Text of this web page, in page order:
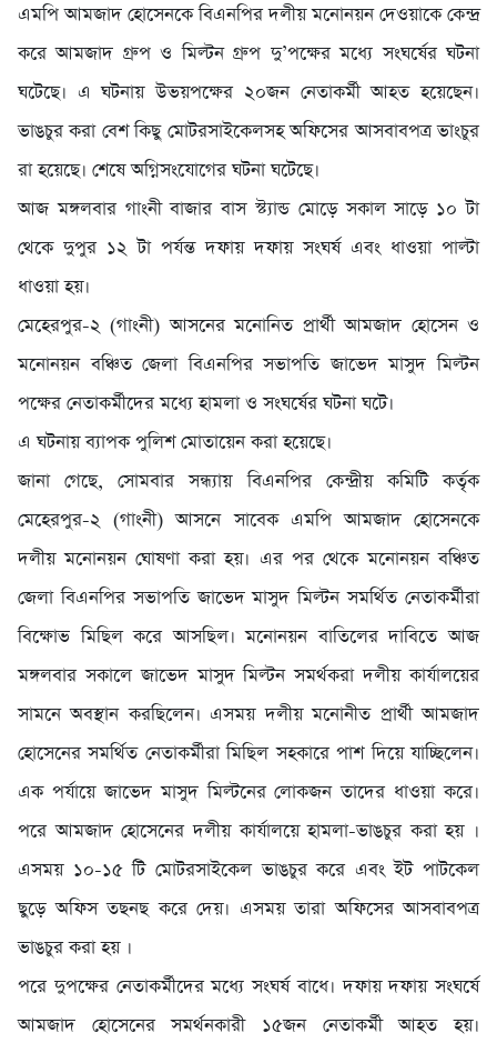
এমপি আমজাদ হোসেনকে বিএনপির দলীয় মনোনয়ন দেওয়াকে কেন্দ্র
করে আমজাদ গ্রুপ ও মিল্টন গ্রুপ দু’পক্ষের মধ্যে সংঘর্ষের ঘটনা
ঘটেছে। এ ঘটনায় উভয়পক্ষের ২০জন নেতাকর্মী আহত হয়েছেন।
ভাঙচুর করা বেশ কিছু মোটরসাইকেলসহ অফিসের আসবাবপত্র ভাংচুর
রা হয়েছে। শেষে অগ্নিসংযোগের ঘটনা ঘটেছে।
আজ মঙ্গলবার গাংনী বাজার বাস স্ট্যান্ড মোড়ে সকাল সাড়ে ১০ টা
থেকে দুপুর ১২ টা পর্যন্ত দফায় দফায় সংঘর্ষ এবং ধাওয়া পাল্টা
ধাওয়া হয়।
মেহেরপুর-২ (গাংনী) আসনের মনোনিত প্রার্থী আমজাদ হোসেন ও
মনোনয়ন বঞ্চিত জেলা বিএনপির সভাপতি জাভেদ মাসুদ মিল্টন
পক্ষের নেতাকর্মীদের মধ্যে হামলা ও সংঘর্ষের ঘটনা ঘটে।
এ ঘটনায় ব্যাপক পুলিশ মোতায়েন করা হয়েছে।
জানা গেছে, সোমবার সন্ধ্যায় বিএনপির কেন্দ্রীয় কমিটি কর্তৃক
মেহেরপুর-২ (গাংনী) আসনে সাবেক এমপি আমজাদ হোসেনকে
দলীয় মনোনয়ন ঘোষণা করা হয়। এর পর থেকে মনোনয়ন বঞ্চিত
জেলা বিএনপির সভাপতি জাভেদ মাসুদ মিল্টন সমর্থিত নেতাকর্মীরা
বিক্ষোভ মিছিল করে আসছিল। মনোনয়ন বাতিলের দাবিতে আজ
মঙ্গলবার সকালে জাভেদ মাসুদ মিল্টন সমর্থকরা দলীয় কার্যালয়ের
সামনে অবস্থান করছিলেন। এসময় দলীয় মনোনীত প্রার্থী আমজাদ
হোসেনের সমর্থিত নেতাকর্মীরা মিছিল সহকারে পাশ দিয়ে যাচ্ছিলেন।
এক পর্যায়ে জাভেদ মাসুদ মিল্টনের লোকজন তাদের ধাওয়া করে।
পরে আমজাদ হোসেনের দলীয় কার্যালয়ে হামলা-ভাঙচুর করা হয় ।
এসময় ১০-১৫ টি মোটরসাইকেল ভাঙচুর করে এবং ইট পাটকেল
ছুড়ে অফিস তছনছ করে দেয়। এসময় তারা অফিসের আসবাবপত্র
ভাঙচুর করা হয় ।
পরে দুপক্ষের নেতাকর্মীদের মধ্যে সংঘর্ষ বাধে। দফায় দফায় সংঘর্ষে
আমজাদ হোসেনের সমর্থনকারী ১৫জন নেতাকর্মী আহত হয়।